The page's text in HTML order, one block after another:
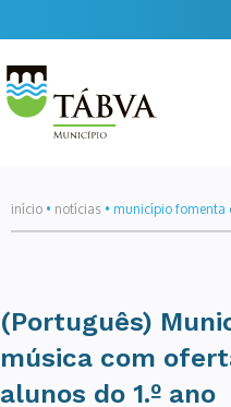
início• notícias• município
(Português)
música com
alunos do 1.º ano